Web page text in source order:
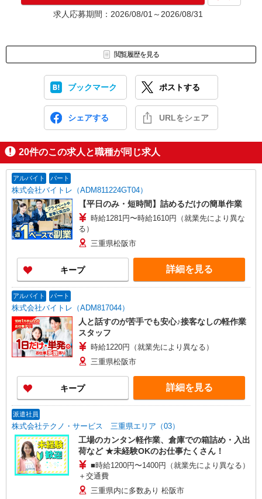
★入社前に配属先が決定する場合もございます。
いずれの場合も、入社された時点で給与が発生します。（当社規
株式会社テクノ・サービス 三重営業所
〒510-0075 三重県四日市市安島1-5-10 KOSCO四日市西浦ビル4
求人応募期間：2026/08/01～2026/08/31
閲覧履歴を見る
ブックマーク ポストする
シェアする URLをシェア
20件のこの求人と職種が同じ求人
アルバイト パート
株式会社バイトレ（ADM811224GT04）
【平日のみ・短時間】詰めるだけの簡単作業
時給1281円〜時給1610円（就業先により異な
る）
三重県松阪市
キープ 詳細を見る
アルバイト パート
株式会社バイトレ（ADM817044）
人と話すのが苦手でも安心♪接客なしの軽作業
スタッフ
時給1220円（就業先により異なる）
三重県松阪市
キープ 詳細を見る
派遣社員
株式会社テクノ・サービス 三重県エリア（03）
工場のカンタン軽作業、倉庫での箱詰め・入出
荷など ★未経験OKのお仕事たくさん！
■時給1200円〜1400円（就業先により異なる）
＋交通費
三重県内に多数あり 松阪市